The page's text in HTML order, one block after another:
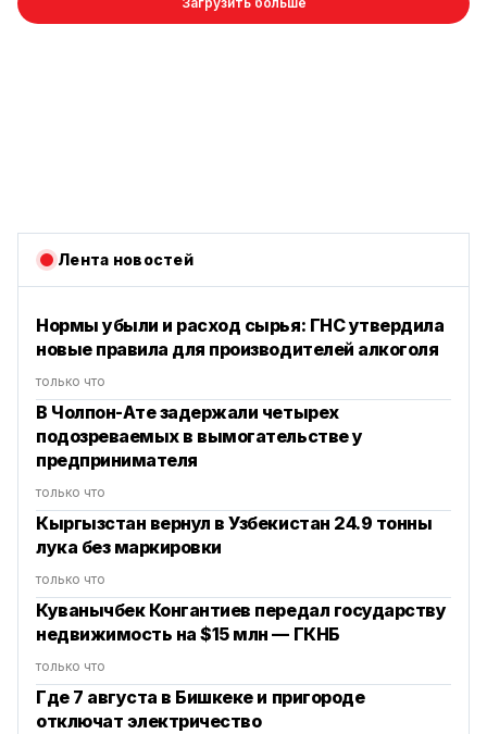
Лента новостей
Нормы убыли и расход сырья: ГНС утвердила
новые правила для производителей алкоголя
только что
В Чолпон-Ате задержали четырех
подозреваемых в вымогательстве у
предпринимателя
только что
Кыргызстан вернул в Узбекистан 24.9 тонны
лука без маркировки
только что
Куванычбек Конгантиев передал государству
недвижимость на $15 млн — ГКНБ
только что
Где 7 августа в Бишкеке и пригороде
отключат электричество